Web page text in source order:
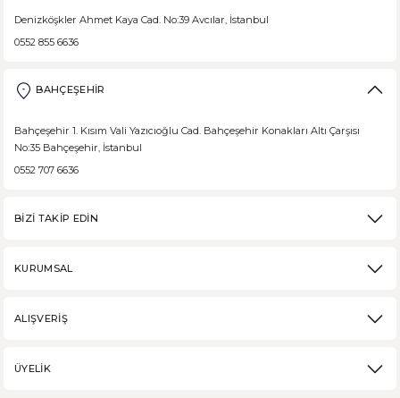
Denizköşkler Ahmet Kaya Cad. No:39 Avcılar, İstanbul
0552 855 6636
BAHÇEŞEHİR
Bahçeşehir 1. Kısım Vali Yazıcıoğlu Cad. Bahçeşehir Konakları Altı Çarşısı
No:35 Bahçeşehir, İstanbul
0552 707 6636
BİZİ TAKİP EDİN
KURUMSAL
ALIŞVERİŞ
ÜYELİK